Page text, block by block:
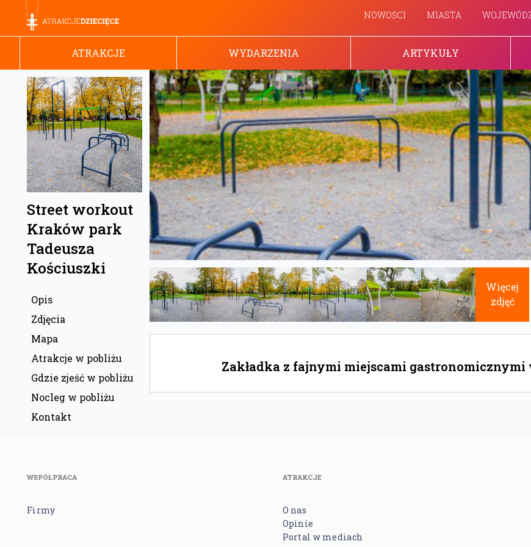
NOWOŚCI MIASTA
ATRAKCJE WYDARZENIA ARTYKUŁY
Street workout
Kraków park
Tadeusza
Kościuszki
Opis
Zdjęcia
Mapa
Atrakcje w pobliżu
Gdzie zjeść w pobliżu
Nocleg w pobliżu
Kontakt
Więcej
zdjęć
Zakładka z fajnymi miejscami gastronomicznymi
WSPÓŁPRACA
Firmy
ATRAKCJE
O nas
Opinie
Portal w mediach